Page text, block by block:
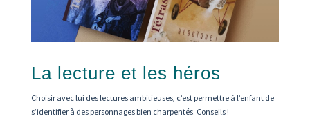
La lecture et les héros
Choisir avec lui des lectures ambitieuses, c’est permettre à l’enfant de
s’identifier à des personnages bien charpentés. Conseils !